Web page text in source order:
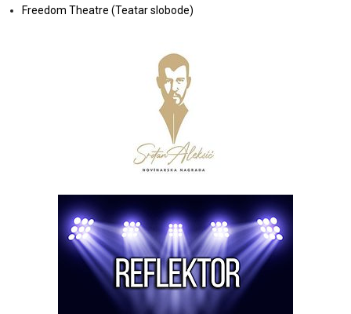
Freedom Theatre (Teatar slobode)